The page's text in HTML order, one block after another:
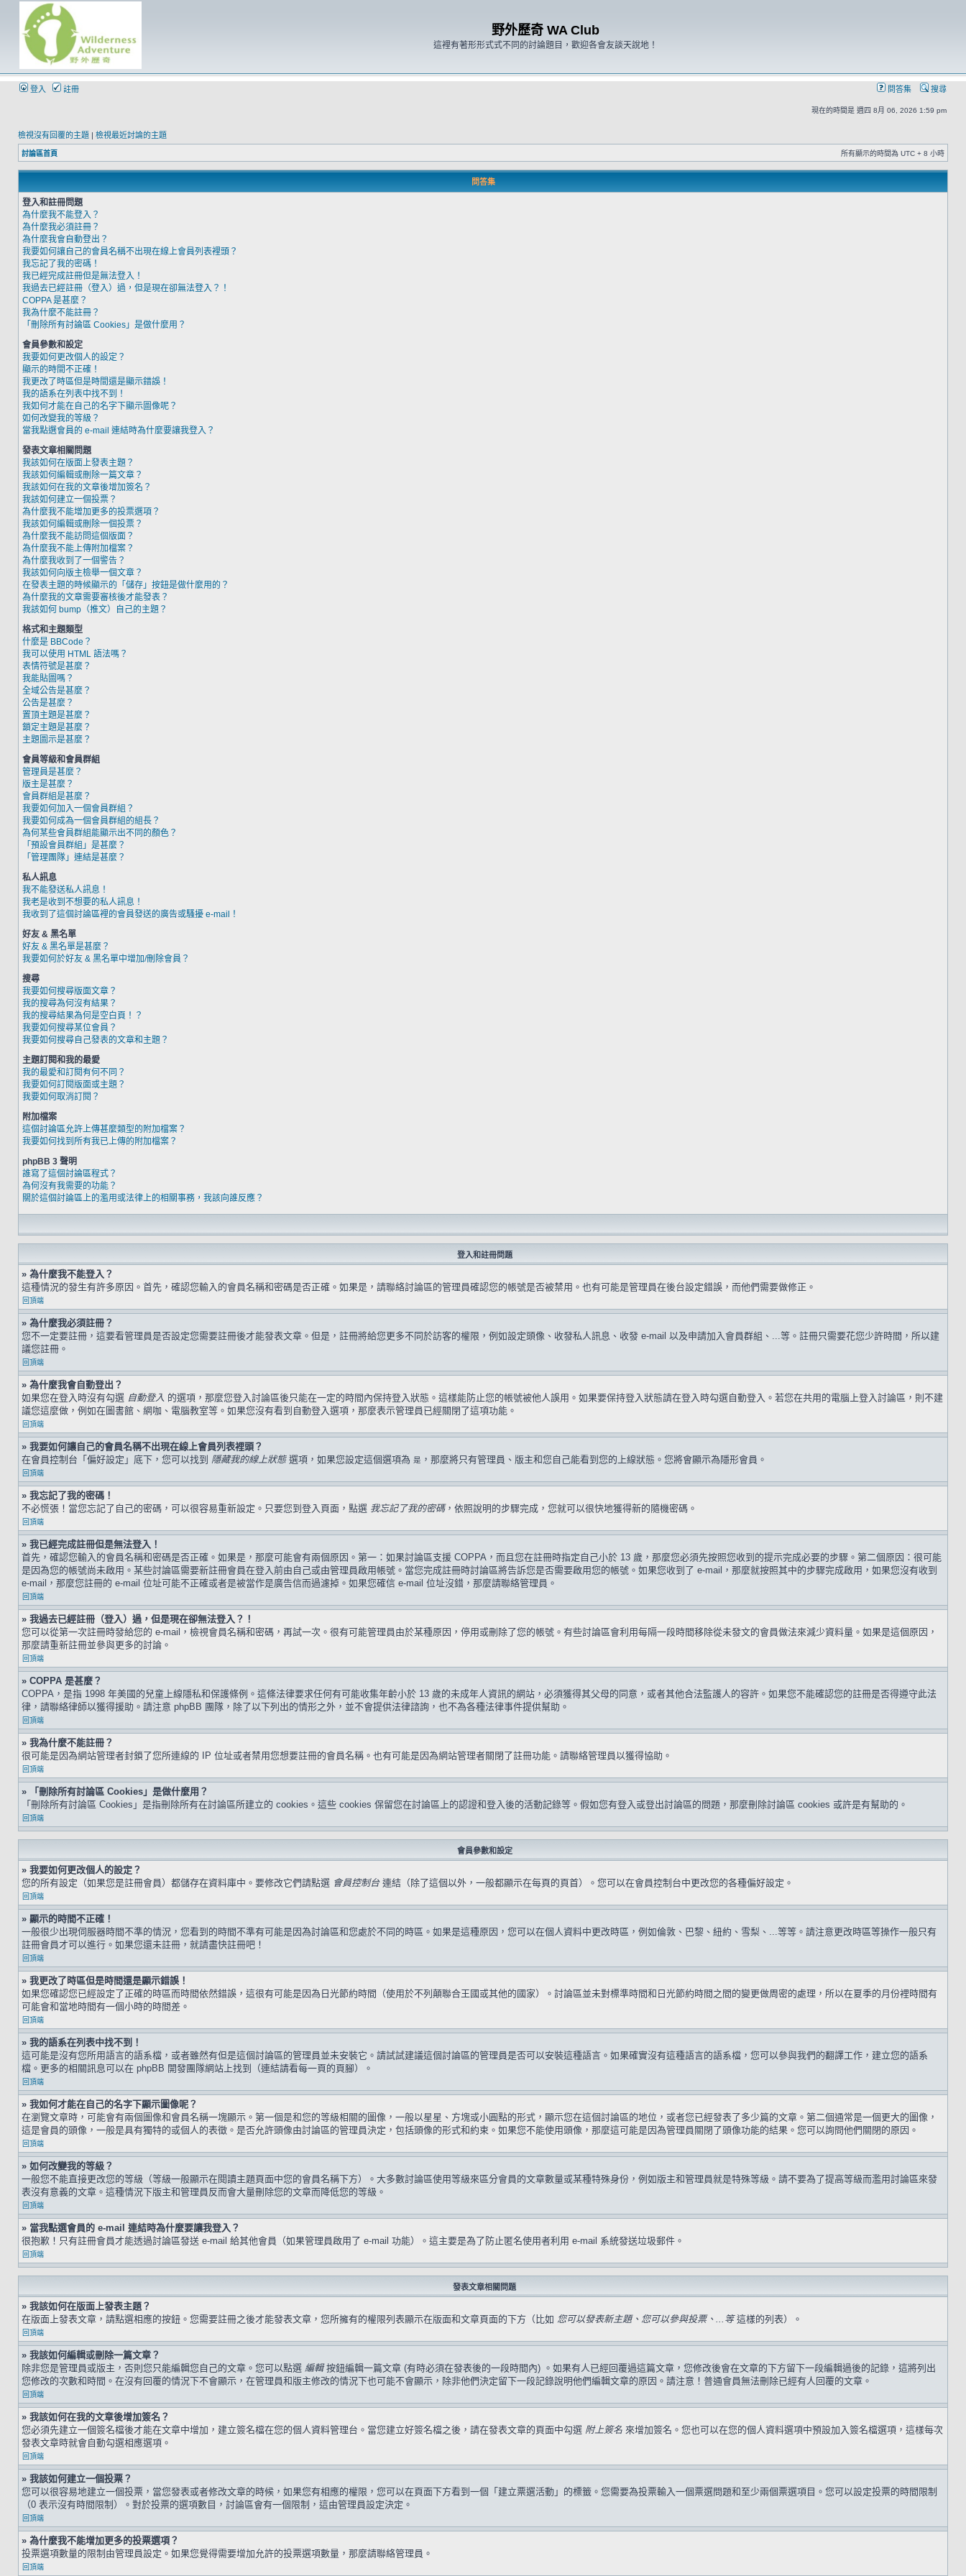
野外歷奇 WA Club
這裡有著形形式式不同的討論題目，歡迎各會友談天說地！
登入 註冊 問答集 搜尋
現在的時間是 週四 8月 06, 2026 1:59 pm
檢視沒有回覆的主題 | 檢視最近討論的主題
討論區首頁 所有顯示的時間為 UTC + 8 小時
問答集
登入和註冊問題
為什麼我不能登入？
為什麼我必須註冊？
為什麼我會自動登出？
我要如何讓自己的會員名稱不出現在線上會員列表裡頭？
我忘記了我的密碼！
我已經完成註冊但是無法登入！
我過去已經註冊（登入）過，但是現在卻無法登入？！
COPPA 是甚麼？
我為什麼不能註冊？
「刪除所有討論區 Cookies」是做什麼用？
會員參數和設定
我要如何更改個人的設定？
顯示的時間不正確！
我更改了時區但是時間還是顯示錯誤！
我的語系在列表中找不到！
我如何才能在自己的名字下顯示圖像呢？
如何改變我的等級？
當我點選會員的 e-mail 連結時為什麼要讓我登入？
發表文章相關問題
我該如何在版面上發表主題？
我該如何編輯或刪除一篇文章？
我該如何在我的文章後增加簽名？
我該如何建立一個投票？
為什麼我不能增加更多的投票選項？
我該如何編輯或刪除一個投票？
為什麼我不能訪問這個版面？
為什麼我不能上傳附加檔案？
為什麼我收到了一個警告？
我該如何向版主檢舉一個文章？
在發表主題的時候顯示的「儲存」按鈕是做什麼用的？
為什麼我的文章需要審核後才能發表？
我該如何 bump（推文）自己的主題？
格式和主題類型
什麼是 BBCode？
我可以使用 HTML 語法嗎？
表情符號是甚麼？
我能貼圖嗎？
全域公告是甚麼？
公告是甚麼？
置頂主題是甚麼？
鎖定主題是甚麼？
主題圖示是甚麼？
會員等級和會員群組
管理員是甚麼？
版主是甚麼？
會員群組是甚麼？
我要如何加入一個會員群組？
我要如何成為一個會員群組的組長？
為何某些會員群組能顯示出不同的顏色？
「預設會員群組」是甚麼？
「管理團隊」連結是甚麼？
私人訊息
我不能發送私人訊息！
我老是收到不想要的私人訊息！
我收到了這個討論區裡的會員發送的廣告或騷擾 e-mail！
好友 & 黑名單
好友 & 黑名單是甚麼？
我要如何於好友 & 黑名單中增加/刪除會員？
搜尋
我要如何搜尋版面文章？
我的搜尋為何沒有結果？
我的搜尋結果為何是空白頁！？
我要如何搜尋某位會員？
我要如何搜尋自己發表的文章和主題？
主題訂閱和我的最愛
我的最愛和訂閱有何不同？
我要如何訂閱版面或主題？
我要如何取消訂閱？
附加檔案
這個討論區允許上傳甚麼類型的附加檔案？
我要如何找到所有我已上傳的附加檔案？
phpBB 3 聲明
誰寫了這個討論區程式？
為何沒有我需要的功能？
關於這個討論區上的濫用或法律上的相關事務，我該向誰反應？
登入和註冊問題
» 為什麼我不能登入？
這種情況的發生有許多原因。首先，確認您輸入的會員名稱和密碼是否正確。如果是，請聯絡討論區的管理員確認您的帳號是否被禁用。也有可能是管理員在後台設定錯誤，而他們需要做修正。
回頂端
» 為什麼我必須註冊？
您不一定要註冊，這要看管理員是否設定您需要註冊後才能發表文章。但是，註冊將給您更多不同於訪客的權限，例如設定頭像、收發私人訊息、收發 e-mail 以及申請加入會員群組、...等。註冊只需要花您少許時間，所以建
議您註冊。
回頂端
» 為什麼我會自動登出？
如果您在登入時沒有勾選 自動登入 的選項，那麼您登入討論區後只能在一定的時間內保持登入狀態。這樣能防止您的帳號被他人誤用。如果要保持登入狀態請在登入時勾選自動登入。若您在共用的電腦上登入討論區，則不建
議您這麼做，例如在圖書館、網咖、電腦教室等。如果您沒有看到自動登入選項，那麼表示管理員已經關閉了這項功能。
回頂端
» 我要如何讓自己的會員名稱不出現在線上會員列表裡頭？
在會員控制台「偏好設定」底下，您可以找到 隱藏我的線上狀態選項，如果您設定這個選項為 是 ，那麼將只有管理員、版主和您自己能看到您的上線狀態。您將會顯示為隱形會員。
回頂端
» 我忘記了我的密碼！
不必慌張！當您忘記了自己的密碼，可以很容易重新設定。只要您到登入頁面，點選 我忘記了我的密碼，依照說明的步驟完成，您就可以很快地獲得新的隨機密碼。
回頂端
» 我已經完成註冊但是無法登入！
首先，確認您輸入的會員名稱和密碼是否正確。如果是，那麼可能會有兩個原因。第一：如果討論區支援 COPPA，而且您在註冊時指定自己小於 13 歲，那麼您必須先按照您收到的提示完成必要的步驟。第二個原因：很可能
是因為您的帳號尚未啟用。某些討論區需要新註冊會員在登入前由自己或由管理員啟用帳號。當您完成註冊時討論區將告訴您是否需要啟用您的帳號。如果您收到了 e-mail，那麼就按照其中的步驟完成啟用，如果您沒有收到
e-mail，那麼您註冊的 e-mail 位址可能不正確或者是被當作是廣告信而過濾掉。如果您確信 e-mail 位址沒錯，那麼請聯絡管理員。
回頂端
» 我過去已經註冊（登入）過，但是現在卻無法登入？！
您可以從第一次註冊時發給您的 e-mail，檢視會員名稱和密碼，再試一次。很有可能管理員由於某種原因，停用或刪除了您的帳號。有些討論區會利用每隔一段時間移除從未發文的會員做法來減少資料量。如果是這個原因，
那麼請重新註冊並參與更多的討論。
回頂端
» COPPA 是甚麼？
COPPA，是指 1998 年美國的兒童上線隱私和保護條例。這條法律要求任何有可能收集年齡小於 13 歲的未成年人資訊的網站，必須獲得其父母的同意，或者其他合法監護人的容許。如果您不能確認您的註冊是否得遵守此法
律，請聯絡律師以獲得援助。請注意 phpBB 團隊，除了以下列出的情形之外，並不會提供法律諮詢，也不為各種法律事件提供幫助。
回頂端
» 我為什麼不能註冊？
很可能是因為網站管理者封鎖了您所連線的 IP 位址或者禁用您想要註冊的會員名稱。也有可能是因為網站管理者關閉了註冊功能。請聯絡管理員以獲得協助。
回頂端
» 「刪除所有討論區 Cookies」是做什麼用？
「刪除所有討論區 Cookies」是指刪除所有在討論區所建立的 cookies。這些 cookies 保留您在討論區上的認證和登入後的活動記錄等。假如您有登入或登出討論區的問題，那麼刪除討論區 cookies 或許是有幫助的。
回頂端
會員參數和設定
» 我要如何更改個人的設定？
您的所有設定（如果您是註冊會員）都儲存在資料庫中。要修改它們請點選 會員控制台連結（除了這個以外，一般都顯示在每頁的頁首）。您可以在會員控制台中更改您的各種偏好設定。
回頂端
» 顯示的時間不正確！
一般很少出現伺服器時間不準的情況，您看到的時間不準有可能是因為討論區和您處於不同的時區。如果是這種原因，您可以在個人資料中更改時區，例如倫敦、巴黎、紐約、雪梨、...等等。請注意更改時區等操作一般只有
註冊會員才可以進行。如果您還未註冊，就請盡快註冊吧！
回頂端
» 我更改了時區但是時間還是顯示錯誤！
如果您確認您已經設定了正確的時區而時間依然錯誤，這很有可能是因為日光節約時間（使用於不列顛聯合王國或其他的國家）。討論區並未對標準時間和日光節約時間之間的變更做周密的處理，所以在夏季的月份裡時間有
可能會和當地時間有一個小時的時間差。
回頂端
» 我的語系在列表中找不到！
這可能是沒有您所用語言的語系檔，或者雖然有但是這個討論區的管理員並未安裝它。請試試建議這個討論區的管理員是否可以安裝這種語言。如果確實沒有這種語言的語系檔，您可以參與我們的翻譯工作，建立您的語系
檔。更多的相關訊息可以在 phpBB 開發團隊網站上找到（連結請看每一頁的頁腳）。
回頂端
» 我如何才能在自己的名字下顯示圖像呢？
在瀏覽文章時，可能會有兩個圖像和會員名稱一塊顯示。第一個是和您的等級相關的圖像，一般以星星、方塊或小圓點的形式，顯示您在這個討論區的地位，或者您已經發表了多少篇的文章。第二個通常是一個更大的圖像，
這是會員的頭像，一般是具有獨特的或個人的表徵。是否允許頭像由討論區的管理員決定，包括頭像的形式和約束。如果您不能使用頭像，那麼這可能是因為管理員關閉了頭像功能的結果。您可以詢問他們關閉的原因。
回頂端
» 如何改變我的等級？
一般您不能直接更改您的等級（等級一般顯示在閱讀主題頁面中您的會員名稱下方）。大多數討論區使用等級來區分會員的文章數量或某種特殊身份，例如版主和管理員就是特殊等級。請不要為了提高等級而濫用討論區來發
表沒有意義的文章。這種情況下版主和管理員反而會大量刪除您的文章而降低您的等級。
回頂端
» 當我點選會員的 e-mail 連結時為什麼要讓我登入？
很抱歉！只有註冊會員才能透過討論區發送 e-mail 給其他會員（如果管理員啟用了 e-mail 功能）。這主要是為了防止匿名使用者利用 e-mail 系統發送垃圾郵件。
回頂端
發表文章相關問題
» 我該如何在版面上發表主題？
在版面上發表文章，請點選相應的按鈕。您需要註冊之後才能發表文章，您所擁有的權限列表顯示在版面和文章頁面的下方（比如 您可以發表新主題、您可以參與投票、...等這樣的列表）。
回頂端
» 我該如何編輯或刪除一篇文章？
除非您是管理員或版主，否則您只能編輯您自己的文章。您可以點選 編輯按鈕編輯一篇文章 (有時必須在發表後的一段時間內) 。如果有人已經回覆過這篇文章，您修改後會在文章的下方留下一段編輯過後的記錄，這將列出
您修改的次數和時間。在沒有回覆的情況下不會顯示，在管理員和版主修改的情況下也可能不會顯示，除非他們決定留下一段記錄說明他們編輯文章的原因。請注意！普通會員無法刪除已經有人回覆的文章。
回頂端
» 我該如何在我的文章後增加簽名？
您必須先建立一個簽名檔後才能在文章中增加，建立簽名檔在您的個人資料管理台。當您建立好簽名檔之後，請在發表文章的頁面中勾選 附上簽名 來增加簽名。您也可以在您的個人資料選項中預設加入簽名檔選項，這樣每次
發表文章時就會自動勾選相應選項。
回頂端
» 我該如何建立一個投票？
您可以很容易地建立一個投票，當您發表或者修改文章的時候，如果您有相應的權限，您可以在頁面下方看到一個「建立票選活動」的標籤。您需要為投票輸入一個票選問題和至少兩個票選項目。您可以設定投票的時間限制
（0 表示沒有時間限制）。對於投票的選項數目，討論區會有一個限制，這由管理員設定決定。
回頂端
» 為什麼我不能增加更多的投票選項？
投票選項數量的限制由管理員設定。如果您覺得需要增加允許的投票選項數量，那麼請聯絡管理員。
回頂端